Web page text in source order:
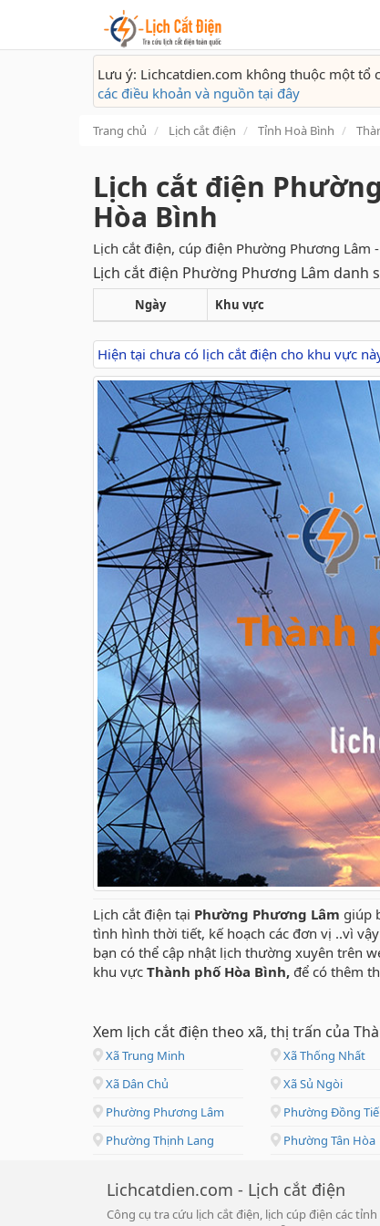
Lưu ý: Lichcatdien.com không thuộc một
các điều khoản và nguồn tại đây
Trang chủ Lịch cắt điện Tỉnh Hoà Bình
Lịch cắt điện
Hòa Bình
Lịch cắt điện, cúp điện Phường Phương
Lịch cắt điện Phường Phương Lâm danh
Ngày Khu vực
Hiện tại chưa có lịch cắt điện cho khu vực
Lịch cắt điện tại Phường Phương Lâm giúp
tình hình thời tiết, kế hoạch các đơn vị ..vì
bạn có thể cập nhật lịch thường xuyên trên
khu vực Thành phố Hòa Bình, để có thêm
Xem lịch cắt điện theo xã, thị trấn của
Xã Trung Minh Xã Thống Nhất
Xã Dân Chủ
Xã Sủ Ngòi
Phường Phương Lâm
Phường Đồng
Phường Thịnh Lang
Phường Tân Hòa
Lichcatdien.com - Lịch cắt điện
Công cụ tra cứu lịch cắt điện, lịch cúp điện các